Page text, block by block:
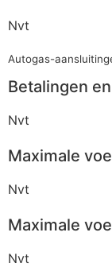
Nvt
Autogas-
Betalingen
Nvt
Maximale
Nvt
Maximale
Nvt